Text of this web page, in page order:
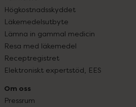
Högkostnadsskyddet
Läkemedelsutbyte
Lämna in gammal medicin
Resa med läkemedel
Receptregistret
Elektroniskt expertstöd, EES
Om oss
Pressrum